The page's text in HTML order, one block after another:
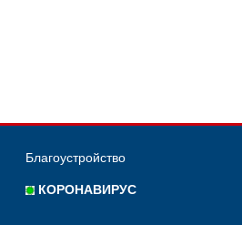
Благоустройство
КОРОНАВИРУС